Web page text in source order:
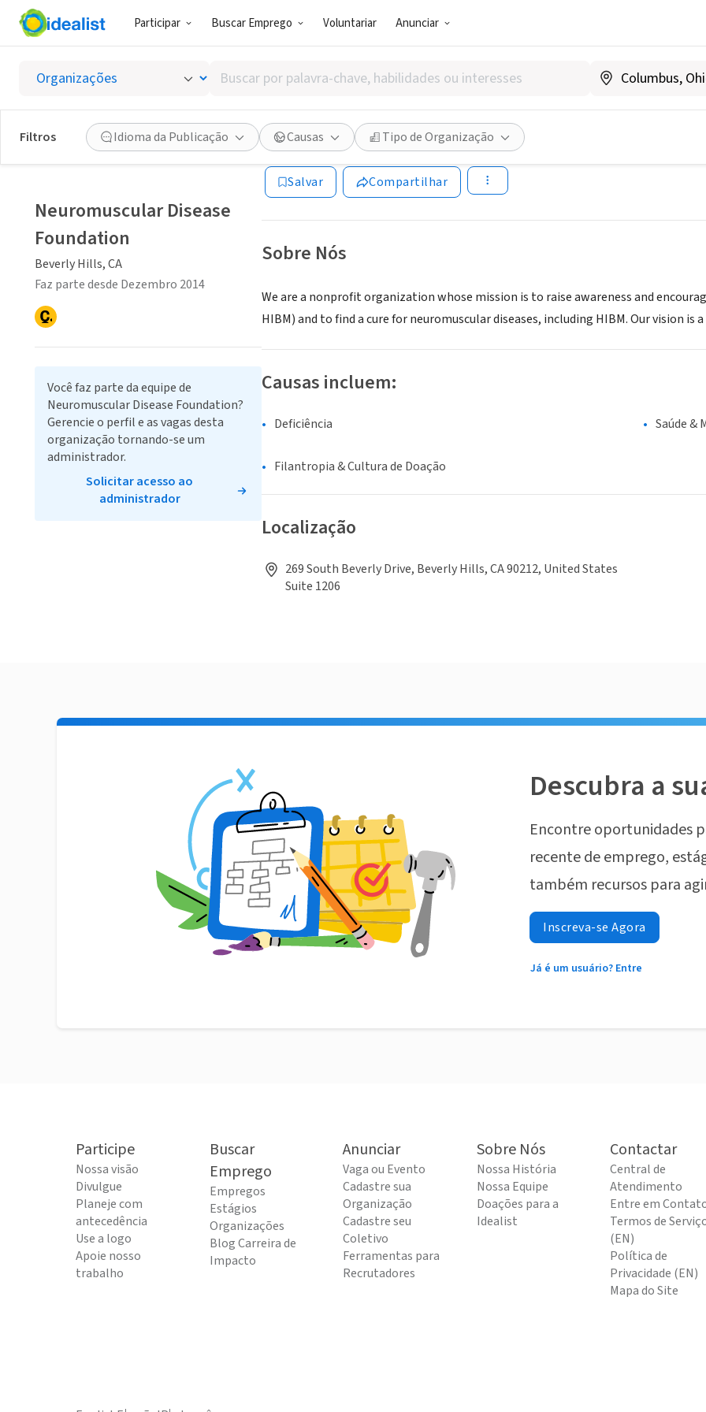
Participar Buscar Emprego Voluntariar Anunciar
Buscar
por
palavra-
chave,
habilidades
ou
interesses
Filtros Idioma da Publicação Causas Tipo de Organização
Neuromuscular Disease Foundation
Beverly Hills, CA www.ndf-hibm.org
Salvar Compartilhar
Sobre Nós
We are a nonprofit organization whose mission is to raise awareness and
HIBM) and to find a cure for neuromuscular diseases, including HIBM. Our vision
Causas incluem:
Deficiência Saúde &
Filantropia & Cultura de Doação
Localização
269 South Beverly Drive, Beverly Hills, CA 90212, United States
Suite 1206
Neuromuscular Disease
Foundation
Beverly Hills, CA
Faz parte desde Dezembro 2014
Você faz parte da equipe de
Neuromuscular Disease Foundation?
Gerencie o perfil e as vagas desta
organização tornando-se um
administrador.
Solicitar acesso ao
administrador
Descubra a
Encontre oportunidades
recente de emprego,
também recursos para
Inscreva-se Agora
Já é um usuário? Entre
Participe
Nossa visão
Divulgue
Planeje com
antecedência
Use a logo
Apoie nosso
trabalho
Buscar
Emprego
Empregos
Estágios
Organizações
Blog Carreira de
Impacto
Anunciar
Vaga ou Evento
Cadastre sua
Organização
Cadastre seu
Coletivo
Ferramentas para
Recrutadores
Sobre Nós
Nossa História
Nossa Equipe
Doações para a
Idealist
Contactar
Central de
Atendimento
Entre em
Termos de
(EN)
Política de
Privacidade (EN)
Mapa do Site